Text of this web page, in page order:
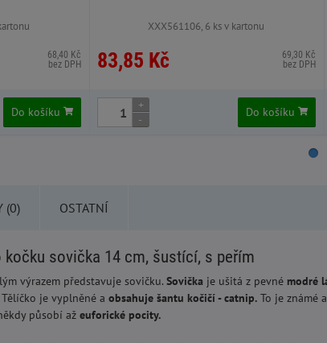
68,40 Kč
bez DPH
Do košíku
XXX561106, 6 ks v kartonu
83,85 Kč
69,30 Kč
bez DPH
+
-
Do košíku
(0) OSTATNÍ
kočku sovička 14 cm, šustící, s peřím
výrazem představuje sovičku. Sovička je ušitá z pevné modré
je vyplněné a obsahuje šantu kočičí - catnip. To je známé
působí až euforické pocity.